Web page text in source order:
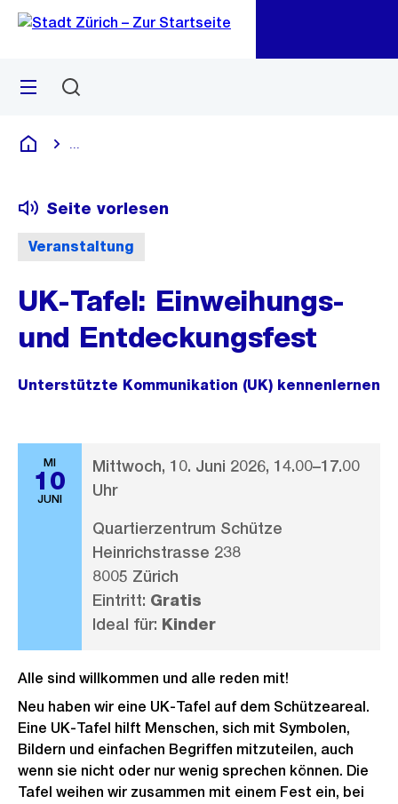
Navigation
Sprunglink
Menü
Deutsch
Veranstaltung
Seite vorlesen
UK-Tafel: Einweihungs-
und Entdeckungsfest
Unterstützte Kommunikation (UK) kennenlernen
MI
10
JUNI
Mittwoch, 10. Juni 2026, 14.00–17.00
Uhr
Quartierzentrum Schütze
Heinrichstrasse 238
8005 Zürich
Eintritt: Gratis
Ideal für: Kinder
Alle sind willkommen und alle reden mit!
Neu haben wir eine UK-Tafel auf dem Schützeareal.
Eine UK-Tafel hilft Menschen, sich mit Symbolen,
Bildern und einfachen Begriffen mitzuteilen, auch
wenn sie nicht oder nur wenig sprechen können. Die
Tafel weihen wir zusammen mit einem Fest ein, bei